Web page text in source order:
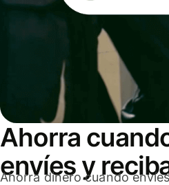
Ahorra
envíes y
Ahorra dinero cuando